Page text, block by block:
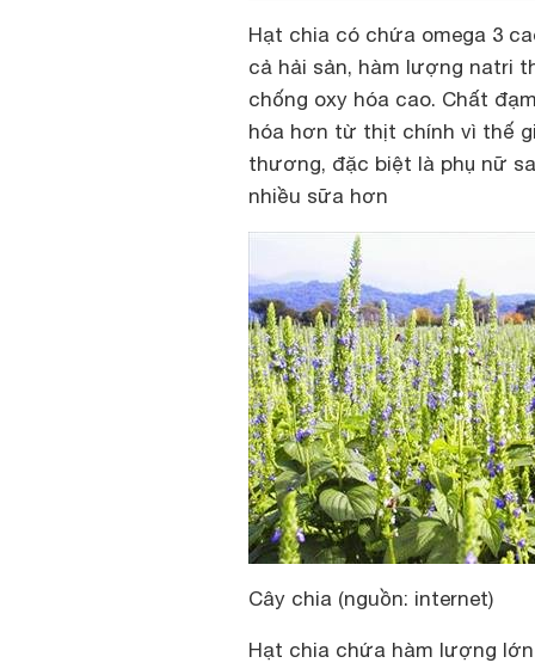
Hạt chia có chứa omega 3
cả hải sản, hàm lượng natri
chống oxy hóa cao. Chất
hóa hơn từ thịt chính vì thế
thương, đặc biệt là phụ nữ
nhiều sữa hơn
Cây chia (nguồn: internet)
Hạt chia chứa hàm lượng